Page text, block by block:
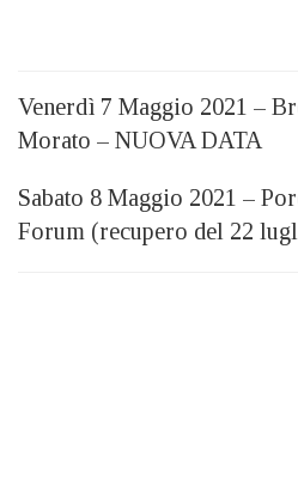
Venerdì 7 Maggio 2021 –
Morato – NUOVA DATA
Sabato 8 Maggio 2021 –
Forum (recupero del 22